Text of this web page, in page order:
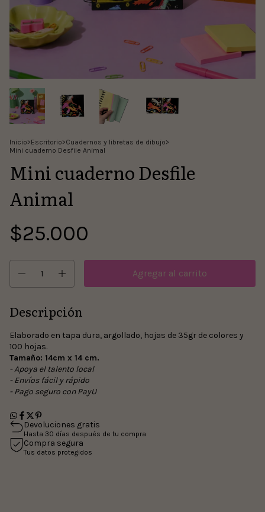
Inicio>Escritorio>Cuadernos y libretas de dibujo>
Mini cuaderno Desfile Animal
Mini cuaderno Desfile
Animal
$25.000
Descripción
Elaborado en tapa dura, argollado, hojas de 35gr de colores y
100 hojas.
Tamaño: 14cm x 14 cm.
- Apoya el talento local
- Envíos fácil y rápido
- Pago seguro con PayU
Devoluciones gratis
Hasta 30 días después de tu compra
Compra segura
Tus datos protegidos